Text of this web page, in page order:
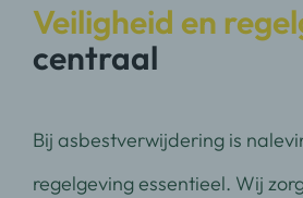
Veiligheid en
centraal
Bij asbestverwijdering is
regelgeving essentieel. Wij